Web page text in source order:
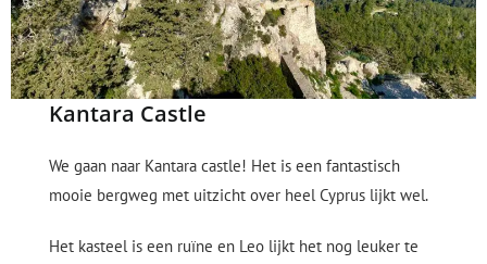
Kantara Castle
We gaan naar Kantara castle! Het is een fantastisch
mooie bergweg met uitzicht over heel Cyprus lijkt wel.
Het kasteel is een ruïne en Leo lijkt het nog leuker te